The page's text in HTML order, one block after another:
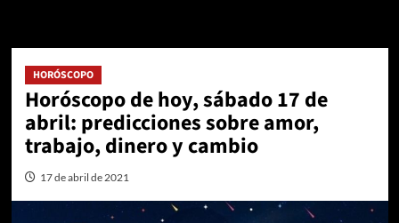
HORÓSCOPO
Horóscopo de hoy, sábado 17 de
abril: predicciones sobre amor,
trabajo, dinero y cambio
17 de abril de 2021